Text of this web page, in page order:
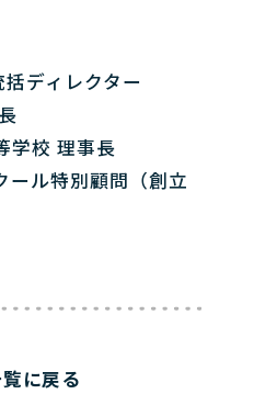
括ディレクター
学校 理事長
ール特別顧問（創立
に戻る